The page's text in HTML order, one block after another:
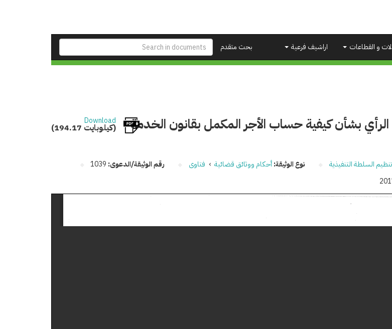
بحث متقدم
و القطاعات اراشيف فرعية
بشأن كيفية حساب الأجر المكمل بقانون الخدمة Download
(194.17 كيلوبايت)
تنظيم السلطة التنفيذية نوع الوثيقة:أحكام ووثائق قضائية › فتاوى رقم الوثيقة/الدعوى: 1039